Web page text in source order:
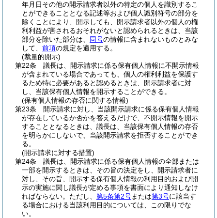
年月日その他の開示請求者以外の特定の個人を識別するこ
とができることとなる記述等および個人識別符号の部分を
除くことにより、開示しても、開示請求者以外の個人の権
利利益が害されるおそれがないと認められるときは、当該
部分を除いた部分は、 同号の情報に含まれないものとみな
して、 前項の規定を適用する。
(裁量的開示)
第22条
議長は、開示請求に係る保有個人情報に不開示情報
が含まれている場合であっても、個人の権利利益を保護す
るため特に必要があると認めるときは、開示請求者に対
し、当該保有個人情報を開示することができる。
(保有個人情報の存否に関する情報)
第23条
開示請求に対し、当該開示請求に係る保有個人情報
が存在しているか否かを答えるだけで、不開示情報を開示
することとなるときは、議長は、当該保有個人情報の存否
を明らかにしないで、当該開示請求を拒否することができ
る。
(開示請求に対する措置)
第24条
議長は、開示請求に係る保有個人情報の全部または
一部を開示するときは、その旨の決定をし、開示請求者に
対し、その旨、開示する保有個人情報の利用目的および開
示の実施に関し議長が定める事項を書面により通知しなけ
ればならない。 ただし、 第5条第2号または第3号に該当す
る場合における当該利用目的については、この限りでな
い。